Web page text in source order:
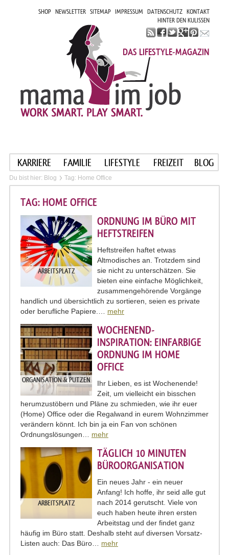
SHOP NEWSLETTER SITEMAP IMPRESSUM DATENSCHUTZ KONTAKT
HINTER DEN KULISSEN
DAS LIFESTYLE-MAGAZIN
KARRIERE FAMILIE LIFESTYLE FREIZEIT BLOG
Du bist hier: Blog Tag: Home Office
TAG: HOME OFFICE
ARBEITSPLATZ
ORDNUNG IM BÜRO MIT
HEFTSTREIFEN
Heftstreifen haftet etwas
Altmodisches an. Trotzdem sind
sie nicht zu unterschätzen. Sie
bieten eine einfache Möglichkeit,
zusammengehörende Vorgänge
handlich und übersichtlich zu sortieren, seien es private
oder berufliche Papiere.… mehr
ORGANISATION & PUTZEN
WOCHENEND-
INSPIRATION: EINFARBIGE
ORDNUNG IM HOME
OFFICE
Ihr Lieben, es ist Wochenende!
Zeit, um vielleicht ein bisschen
herumzustöbern und Pläne zu schmieden, wie ihr euer
(Home) Office oder die Regalwand in eurem Wohnzimmer
verändern könnt. Ich bin ja ein Fan von schönen
Ordnungslösungen… mehr
ARBEITSPLATZ
TÄGLICH 10 MINUTEN
BÜROORGANISATION
Ein neues Jahr - ein neuer
Anfang! Ich hoffe, ihr seid alle gut
nach 2014 gerutscht. Viele von
euch haben heute ihren ersten
Arbeitstag und der findet ganz
häufig im Büro statt. Deshalb steht auf diversen Vorsatz-
Listen auch: Das Büro… mehr